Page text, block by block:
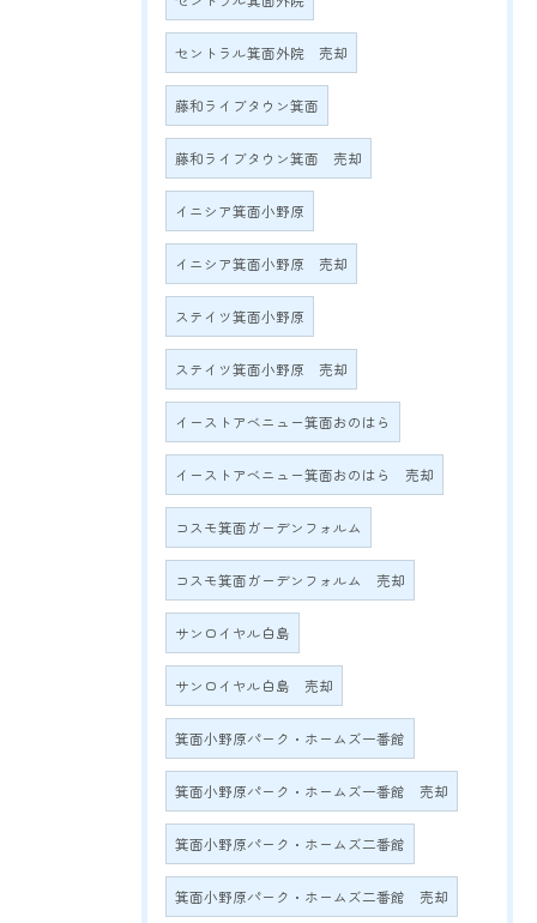
セントラル箕面外院 売却
藤和ライブタウン箕面
藤和ライブタウン箕面 売却
イニシア箕面小野原
イニシア箕面小野原 売却
ステイツ箕面小野原
ステイツ箕面小野原 売却
イーストアベニュー箕面おのはら
イーストアベニュー箕面おのはら 売却
コスモ箕面ガーデンフォルム
コスモ箕面ガーデンフォルム 売却
サンロイヤル白島
サンロイヤル白島 売却
箕面小野原パーク・ホームズ一番館
箕面小野原パーク・ホームズ一番館 売却
箕面小野原パーク・ホームズ二番館
箕面小野原パーク・ホームズ二番館 売却